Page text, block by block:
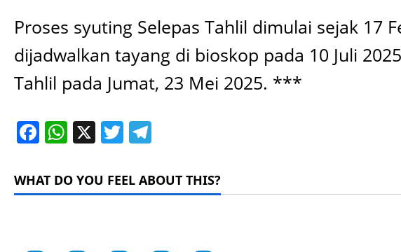
Proses syuting Selepas Tahlil dimulai sejak
dijadwalkan tayang di bioskop pada 10 Juli
Tahlil pada Jumat, 23 Mei 2025. ***
Facebook
WhatsApp
X Twitter
WHAT DO YOU FEEL ABOUT THIS?